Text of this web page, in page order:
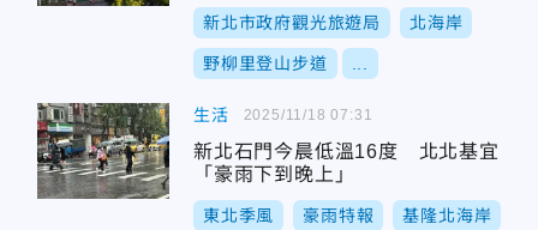
新北市政府觀光旅遊局 北海岸
野柳里登山步道
生活
新北石門今晨低溫16度 北北基宜
「豪雨下到晚上」
東北季風 豪雨特報 基隆北海岸
2025/11/18 07:31